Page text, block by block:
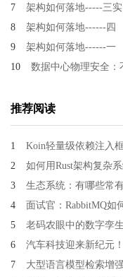
7
架构如何落地-----三实
8
架构如何落地------四
9
架构如何落地------一
10 数据中心物理安全：
推荐阅读
1
Koin轻量级依赖注入
2
如何用Rust架构复杂系
3
生态系统：有哪些常
4
面试官：RabbitMQ如
5
老码农眼中的数字孪生
6
汽车科技迎来新纪元
7
大型语言模型检索